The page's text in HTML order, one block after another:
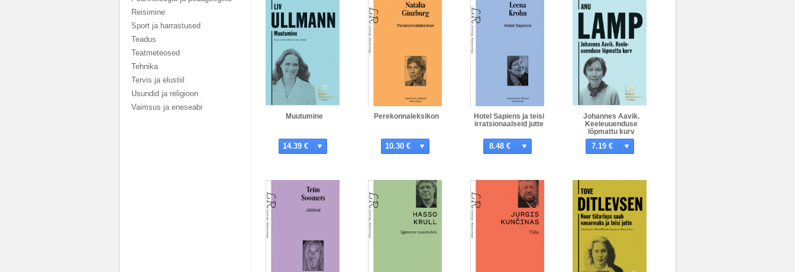
Reisimine
Sport ja harrastused
Teadus
Teatmeteosed
Tehnika
Tervis ja elustiil
Usundid ja religioon
Vaimsus ja eneseabi
Muutumine
14.39 €
Perekonnaleksikon
10.30 €
Hotel Sapiens ja teisi
irratsionaalseid jutte
8.48 €
Johannes Aavik.
Keeleuuenduse
lõpmattu kurv
7.19 €